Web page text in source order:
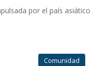
por el país asiático
Comunidad